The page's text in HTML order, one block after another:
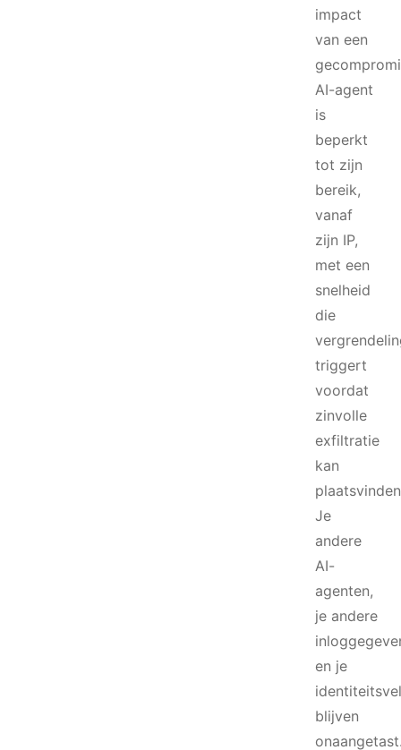
impact
van een
AI-agent
is
beperkt
tot zijn
bereik,
vanaf
zijn IP,
met een
snelheid
die
triggert
voordat
zinvolle
exfiltratie
kan
Je
andere
AI-
agenten,
je andere
en je
blijven